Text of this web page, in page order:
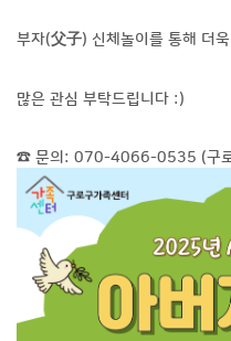
부자(父子) 신체놀이를 통해 더
많은 관심 부탁드립니다 :)
☎ 문의: 070-4066-0535 (구로